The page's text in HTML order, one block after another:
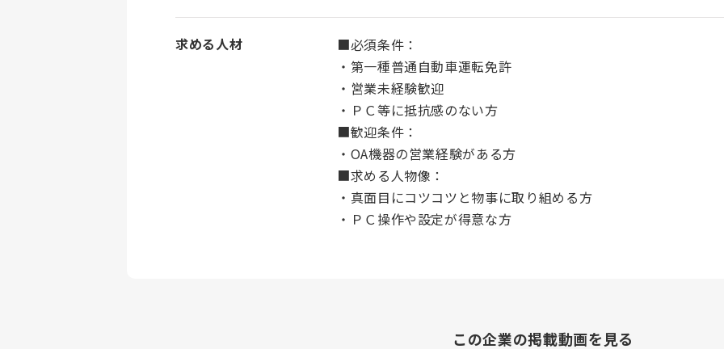
求める人材
■必須条件：
・第一種普通自動車運転免許
・営業未経験歓迎
・ＰＣ等に抵抗感のない方
■歓迎条件：
・OA機器の営業経験がある方
■求める人物像：
・真面目にコツコツと物事に取り組める方
・ＰＣ操作や設定が得意な方
この企業の掲載動画を見る